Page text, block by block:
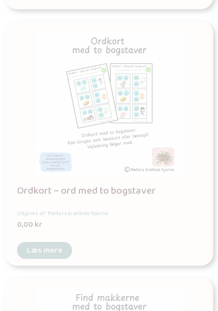
Ordkort – ord med to bogstaver
Udgives af: Møllers krøllede hjerne
0,00kr
Læs mere